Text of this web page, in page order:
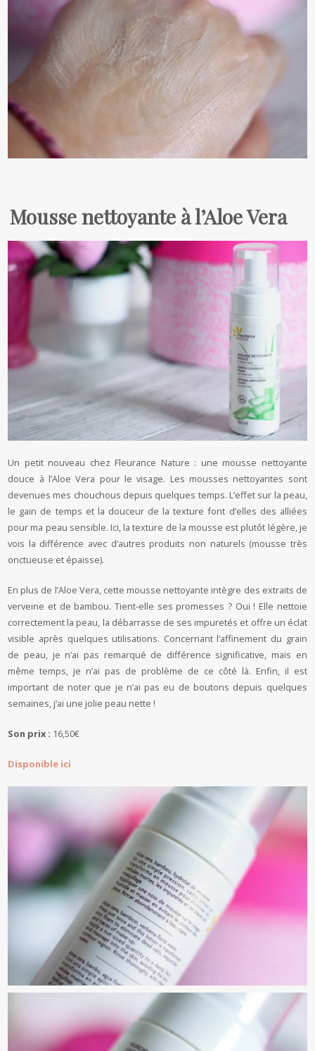
Mousse nettoyante à l’Aloe Vera
Un petit nouveau chez Fleurance Nature : une mousse nettoyante
douce à l’Aloe Vera pour le visage. Les mousses nettoyantes sont
devenues mes chouchous depuis quelques temps. L’effet sur la peau,
le gain de temps et la douceur de la texture font d’elles des alliées
pour ma peau sensible. Ici, la texture de la mousse est plutôt légère, je
vois la différence avec d’autres produits non naturels (mousse très
onctueuse et épaisse).
En plus de l’Aloe Vera, cette mousse nettoyante intègre des extraits de
verveine et de bambou. Tient-elle ses promesses ? Oui ! Elle nettoie
correctement la peau, la débarrasse de ses impuretés et offre un éclat
visible après quelques utilisations. Concernant l’affinement du grain
de peau, je n’ai pas remarqué de différence significative, mais en
même temps, je n’ai pas de problème de ce côté là. Enfin, il est
important de noter que je n’ai pas eu de boutons depuis quelques
semaines, j’ai une jolie peau nette !
Son prix : 16,50€
Disponible ici